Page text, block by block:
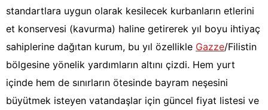
standartlara uygun olarak kesilecek kurbanların etlerini
et konservesi (kavurma) haline getirerek yıl boyu ihtiyaç
sahiplerine dağıtan kurum, bu yıl özellikle Gazze/Filistin
bölgesine yönelik yardımların altını çizdi. Hem yurt
içinde hem de sınırların ötesinde bayram neşesini
büyütmek isteyen vatandaşlar için güncel fiyat listesi ve